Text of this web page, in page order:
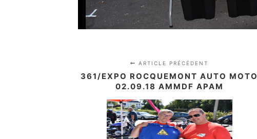
ARTICLE PRÉCÉDENT
361/EXPO ROCQUEMONT AUTO MOTO
02.09.18 AMMDF APAM